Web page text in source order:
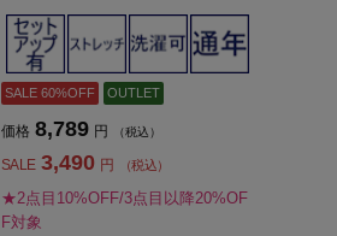
SALE 60%OFF OUTLET
価格 8,789 円 （税込）
SALE 3,490 円 （税込）
★2点目10%OFF/3点目以降20%OF
F対象